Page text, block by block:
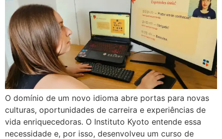
O domínio de um novo idioma abre portas para novas
culturas, oportunidades de carreira e experiências de
vida enriquecedoras. O Instituto Kyoto entende essa
necessidade e, por isso, desenvolveu um curso de